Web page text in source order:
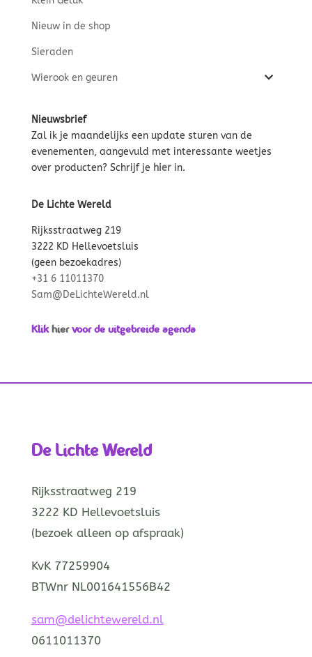
Nieuw in de shop
Sieraden
Wierook en geuren
Nieuwsbrief
Zal ik je maandelijks een update sturen van de
evenementen, aangevuld met interessante weetjes
over producten? Schrijf je hierin.
De Lichte Wereld
Rijksstraatweg 219
3222 KD Hellevoetsluis
(geen bezoekadres)
+31 6 11011370
Sam@DeLichteWereld.nl
Klikhiervoor de uitgebreide agenda
De Lichte Wereld
Rijksstraatweg 219
3222 KD Hellevoetsluis
(bezoek alleen op afspraak)
KvK 77259904
BTWnr NL001641556B42
sam@delichtewereld.nl
0611011370